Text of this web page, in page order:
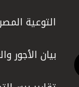
التوعية
بيان الأجور